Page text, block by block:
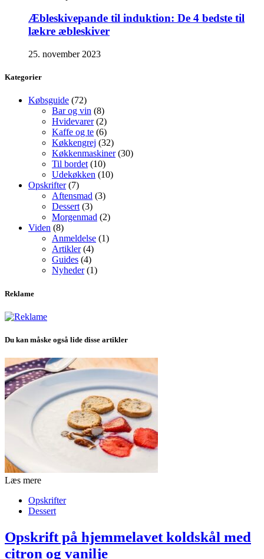
Æbleskivepande til induktion: De 4 bedste til
lækre æbleskiver
25. november 2023
Kategorier
Købsguide (72)
Bar og vin (8)
Hvidevarer(2)
Kaffe og te (6)
Køkkengrej (32)
Køkkenmaskiner(30)
Til bordet(10)
Udekøkken (10)
Opskrifter(7)
Aftensmad (3)
Dessert(3)
Morgenmad (2)
Viden (8)
Anmeldelse (1)
Artikler(4)
Guides (4)
Nyheder(1)
Reklame
Du kan måske også lide disse artikler
Læs mere
Opskrifter
Dessert
Opskrift på hjemmelavet koldskål med
citron og vanilje